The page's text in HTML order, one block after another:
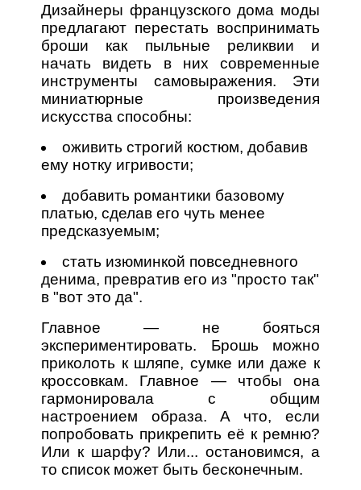
Дизайнеры французского дома моды
предлагают перестать воспринимать
броши как пыльные реликвии и
начать видеть в них современные
инструменты самовыражения. Эти
миниатюрные произведения
искусства способны:
оживить строгий костюм, добавив
ему нотку игривости;
добавить романтики базовому
платью, сделав его чуть менее
предсказуемым;
стать изюминкой повседневного
денима, превратив его из "просто так"
в "вот это да".
Главное — не бояться
экспериментировать. Брошь можно
приколоть к шляпе, сумке или даже к
кроссовкам. Главное — чтобы она
гармонировала с общим
настроением образа. А что, если
попробовать прикрепить её к ремню?
Или к шарфу? Или... остановимся, а
то список может быть бесконечным.